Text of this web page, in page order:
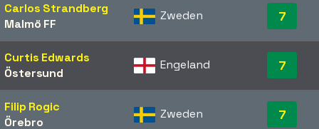
Carlos Strandberg
Malmö FF
Zweden 7
Curtis Edwards
Östersund
Engeland 7
Filip Rogic
Örebro
Zweden 7